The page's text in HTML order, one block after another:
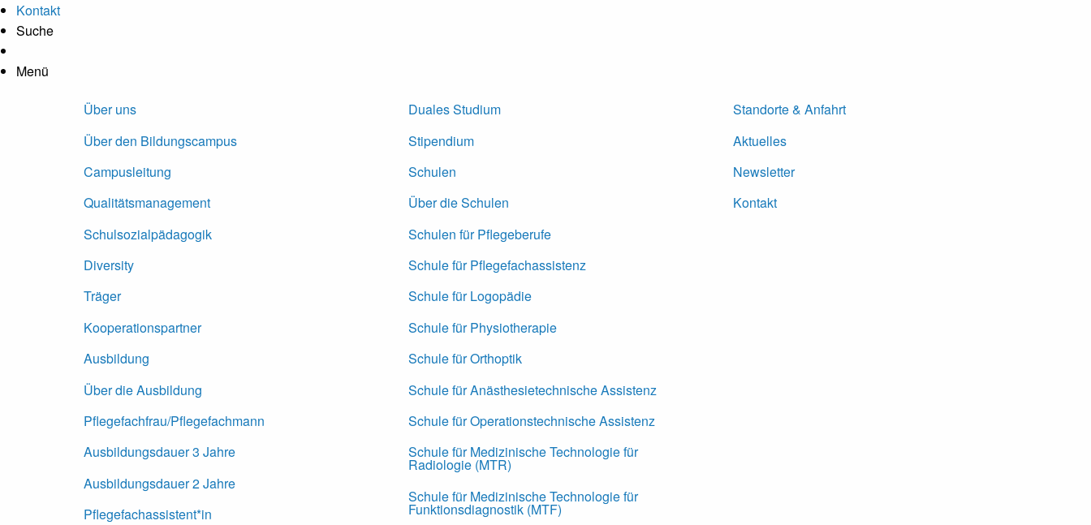
Hauptregion der Seite anspringen
Kontakt
Suche
Kontrastanpassung
Menü
Über uns
Über den Bildungscampus
Campusleitung
Qualitätsmanagement
Schulsozialpädagogik
Diversity
Träger
Kooperationspartner
Ausbildung
Über die Ausbildung
Pflegefachfrau/Pflegefachmann
Ausbildungsdauer 3 Jahre
Ausbildungsdauer 2 Jahre
Pflegefachassistent*in
Duales Studium
Stipendium
Schulen
Über die Schulen
Schulen für Pflegeberufe
Schule für Pflegefachassistenz
Schule für Logopädie
Schule für Physiotherapie
Schule für Orthoptik
Schule für Anästhesietechnische Assistenz
Schule für Operationstechnische Assistenz
Schule für Medizinische Technologie für
Radiologie (MTR)
Schule für Medizinische Technologie für
Funktionsdiagnostik (MTF)
Standorte & Anfahrt
Aktuelles
Newsletter
Kontakt